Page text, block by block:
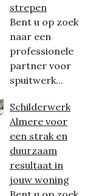
strepen
Bent u op zoek
naar een
professionele
partner voor
spuitwerk...
Schilderwerk
Almere voor
een strak en
duurzaam
resultaat in
jouw woning